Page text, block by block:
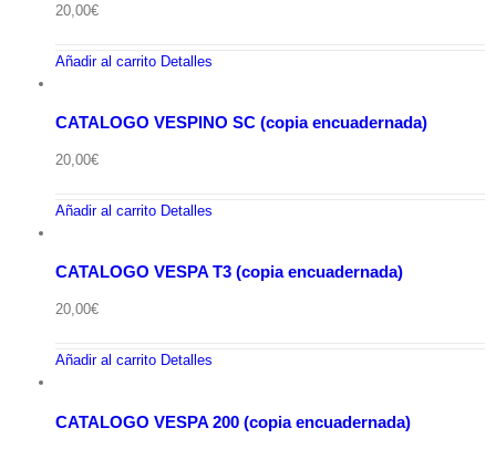
20,00€
Añadir al carrito Detalles
CATALOGO VESPINO SC (copia encuadernada)
20,00€
Añadir al carrito Detalles
CATALOGO VESPA T3 (copia encuadernada)
20,00€
Añadir al carrito Detalles
CATALOGO VESPA 200 (copia encuadernada)